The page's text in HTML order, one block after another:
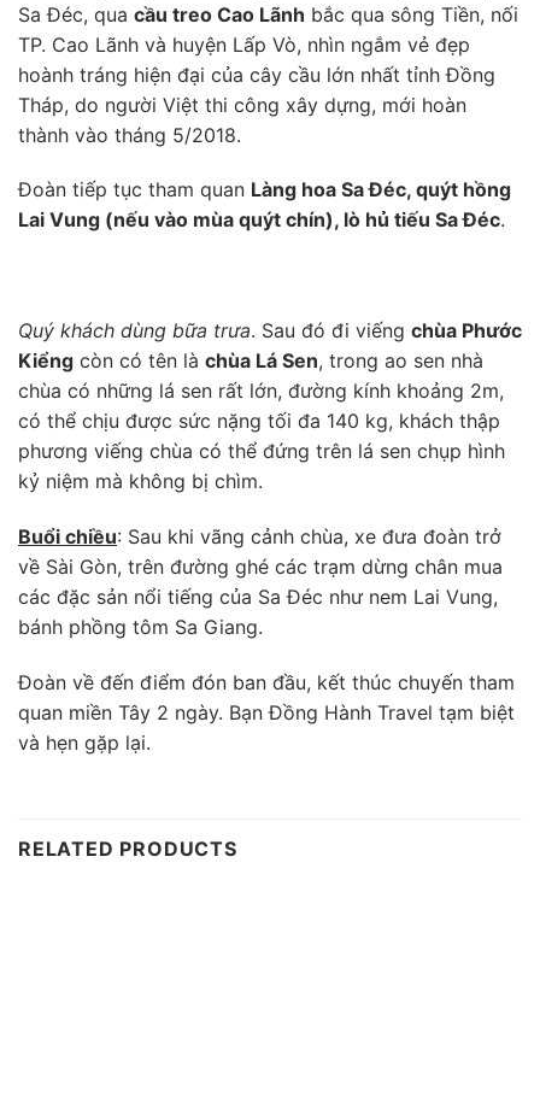
Sa Đéc, qua cầu treo Cao Lãnh bắc qua sông Tiền, nối
TP. Cao Lãnh và huyện Lấp Vò, nhìn ngắm vẻ đẹp
hoành tráng hiện đại của cây cầu lớn nhất tỉnh Đồng
Tháp, do người Việt thi công xây dựng, mới hoàn
thành vào tháng 5/2018.
Đoàn tiếp tục tham quan Làng hoa Sa Đéc, quýt hồng
Lai Vung (nếu vào mùa quýt chín), lò hủ tiếu Sa Đéc.
Quý khách dùng bữa trưa. Sau đó đi viếng chùa Phước
Kiểng còn có tên là chùa Lá Sen, trong ao sen nhà
chùa có những lá sen rất lớn, đường kính khoảng 2m,
có thể chịu được sức nặng tối đa 140 kg, khách thập
phương viếng chùa có thể đứng trên lá sen chụp hình
kỷ niệm mà không bị chìm.
Buổi chiều: Sau khi vãng cảnh chùa, xe đưa đoàn trở
về Sài Gòn, trên đường ghé các trạm dừng chân mua
các đặc sản nổi tiếng của Sa Đéc như nem Lai Vung,
bánh phồng tôm Sa Giang.
Đoàn về đến điểm đón ban đầu, kết thúc chuyến tham
quan miền Tây 2 ngày. Bạn Đồng Hành Travel tạm biệt
và hẹn gặp lại.
RELATED PRODUCTS